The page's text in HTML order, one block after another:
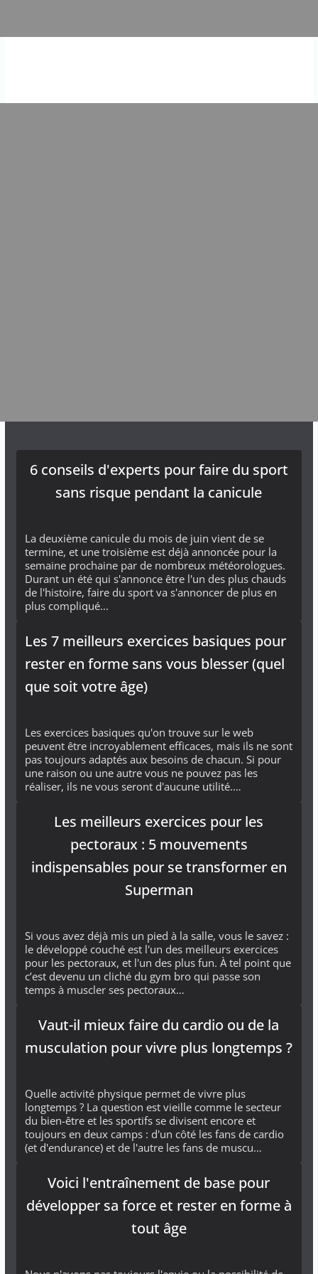
6 conseils d'experts pour faire du sport
sans risque pendant la canicule
La deuxième canicule du mois de juin vient de se
termine, et une troisième est déjà annoncée pour la
semaine prochaine par de nombreux météorologues.
Durant un été qui s'annonce être l'un des plus chauds
de l'histoire, faire du sport va s'annoncer de plus en
plus compliqué...
Les 7 meilleurs exercices basiques pour
rester en forme sans vous blesser (quel
que soit votre âge)
Les exercices basiques qu'on trouve sur le web
peuvent être incroyablement efficaces, mais ils ne sont
pas toujours adaptés aux besoins de chacun. Si pour
une raison ou une autre vous ne pouvez pas les
réaliser, ils ne vous seront d'aucune utilité.…
Les meilleurs exercices pour les
pectoraux : 5 mouvements
indispensables pour se transformer en
Superman
Si vous avez déjà mis un pied à la salle, vous le savez :
le développé couché est l'un des meilleurs exercices
pour les pectoraux, et l'un des plus fun. À tel point que
c’est devenu un cliché du gym bro qui passe son
temps à muscler ses pectoraux…
Vaut-il mieux faire du cardio ou de la
musculation pour vivre plus longtemps ?
Quelle activité physique permet de vivre plus
longtemps ? La question est vieille comme le secteur
du bien-être et les sportifs se divisent encore et
toujours en deux camps : d'un côté les fans de cardio
(et d'endurance) et de l'autre les fans de muscu…
Voici l'entraînement de base pour
développer sa force et rester en forme à
tout âge